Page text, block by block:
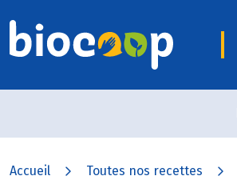
Accueil Toutes nos recettes